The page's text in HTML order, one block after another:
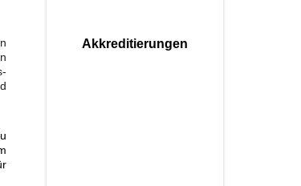
Akkreditierungen